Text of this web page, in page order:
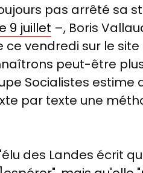
pas arrêté sa
9 juillet –, Boris
vendredi sur le
peut-être
Socialistes estime
par texte une
des Landes écrit